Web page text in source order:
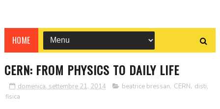
HOME
CERN: FROM PHYSICS TO DAILY LIFE
domenica, settembre 21, 2014 beatrice bressan, CERN, disti,
fisica